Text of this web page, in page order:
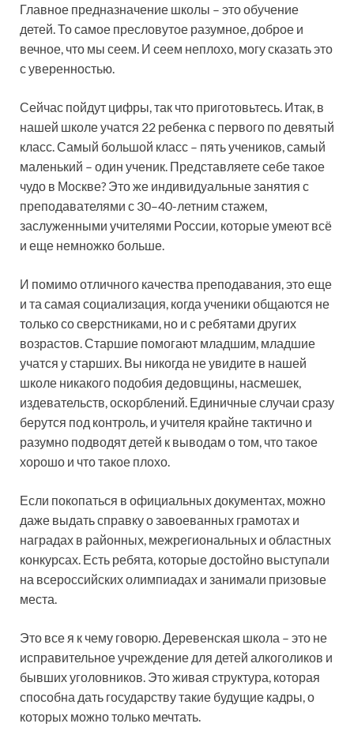
Главное предназначение школы – это обучение
детей. То самое пресловутое разумное, доброе и
вечное, что мы сеем. И сеем неплохо, могу сказать это
с уверенностью.
Сейчас пойдут цифры, так что приготовьтесь. Итак, в
нашей школе учатся 22 ребенка с первого по девятый
класс. Самый большой класс – пять учеников, самый
маленький – один ученик. Представляете себе такое
чудо в Москве? Это же индивидуальные занятия с
преподавателями с 30–40-летним стажем,
заслуженными учителями России, которые умеют всё
и еще немножко больше.
И помимо отличного качества преподавания, это еще
и та самая социализация, когда ученики общаются не
только со сверстниками, но и с ребятами других
возрастов. Старшие помогают младшим, младшие
учатся у старших. Вы никогда не увидите в нашей
школе никакого подобия дедовщины, насмешек,
издевательств, оскорблений. Единичные случаи сразу
берутся под контроль, и учителя крайне тактично и
разумно подводят детей к выводам о том, что такое
хорошо и что такое плохо.
Если покопаться в официальных документах, можно
даже выдать справку о завоеванных грамотах и
наградах в районных, межрегиональных и областных
конкурсах. Есть ребята, которые достойно выступали
на всероссийских олимпиадах и занимали призовые
места.
Это все я к чему говорю. Деревенская школа – это не
исправительное учреждение для детей алкоголиков и
бывших уголовников. Это живая структура, которая
способна дать государству такие будущие кадры, о
которых можно только мечтать.